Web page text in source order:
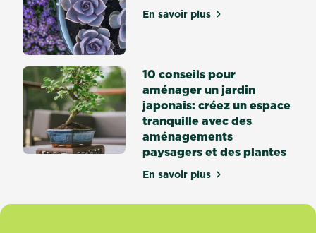
En savoir plussur Terreau pour fleurs -
10 conseils pour
aménager un jardin
japonais: créez un espace
tranquille avec des
aménagements
paysagers et des plantes
En savoir plussur 10 conseils pour